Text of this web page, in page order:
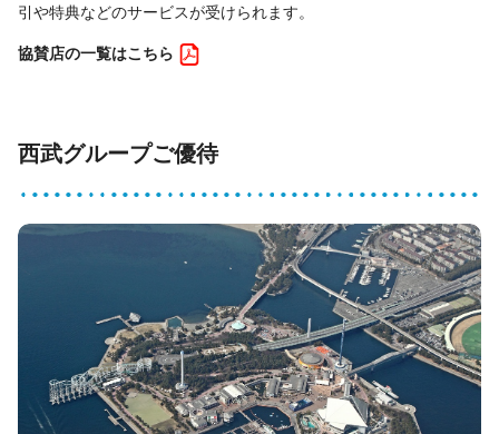
引や特典などのサービスが受けられます。
協賛店の一覧はこちら
西武グループご優待